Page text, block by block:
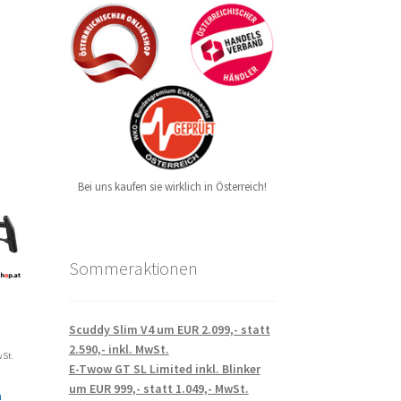
Bei uns kaufen sie wirklich in Österreich!
Sommeraktionen
Scuddy Slim V4 um EUR 2.099,- statt
2.590,- inkl. MwSt.
E-Twow GT SL Limited inkl. Blinker
um EUR 999,- statt 1.049,- MwSt.